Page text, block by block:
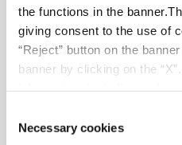
the functions in the
giving consent to the use of
“Reject” button on the
banner by clicking on the
Selection
Necessary cookies
Reifen gemacht haben,
ihrer Ställe einen
Begleiten Sie sie auf
unnachgiebigen